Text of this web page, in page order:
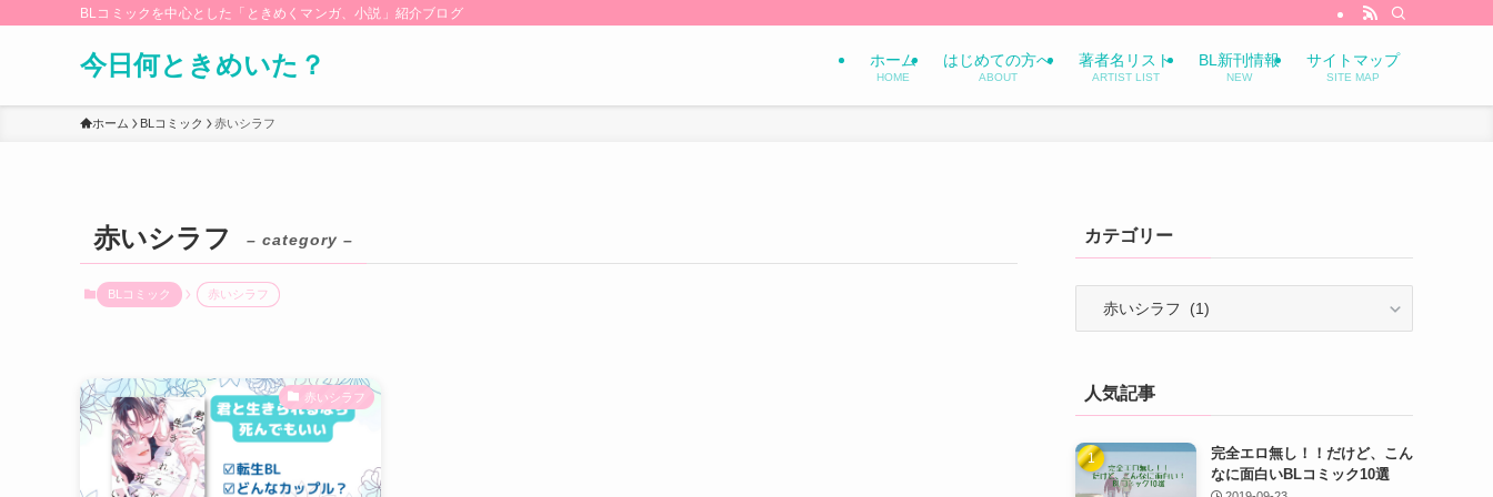
BLコミックを中心とした「ときめくマンガ、小説」紹介ブログ
今日何ときめいた？ ホーム
HOME
はじめての方へ
ABOUT
著者名リスト
ARTIST LIST
BL新刊情報
NEW
サイトマップ
SITE MAP
ホーム BLコミック 赤いシラフ
赤いシラフ – category –
BLコミック 赤いシラフ
赤いシラフ
カテゴリー
ー人気記事
完全エロ無し！！だけど、こん
なに面白いBLコミック10選